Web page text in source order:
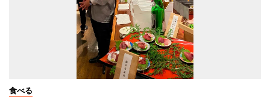
食べる